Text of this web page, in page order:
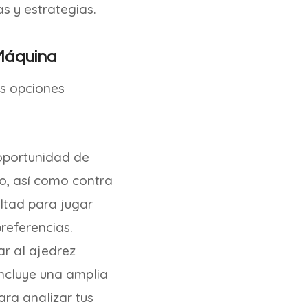
y estrategias.
opciones
de
así como contra
para jugar
al ajedrez
una amplia
analizar tus